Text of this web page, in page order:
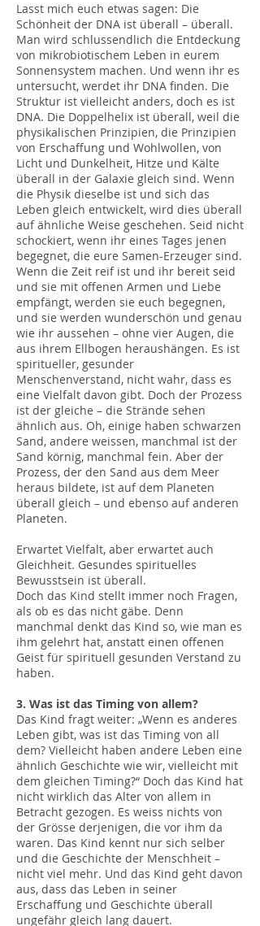
Lasst mich euch etwas sagen: Die
Schönheit der DNA ist überall – überall.
Man wird schlussendlich die Entdeckung
von mikrobiotischem Leben in eurem
Sonnensystem machen. Und wenn ihr es
untersucht, werdet ihr DNA finden. Die
Struktur ist vielleicht anders, doch es ist
DNA. Die Doppelhelix ist überall, weil die
physikalischen Prinzipien, die Prinzipien
von Erschaffung und Wohlwollen, von
Licht und Dunkelheit, Hitze und Kälte
überall in der Galaxie gleich sind. Wenn
die Physik dieselbe ist und sich das
Leben gleich entwickelt, wird dies überall
auf ähnliche Weise geschehen. Seid nicht
schockiert, wenn ihr eines Tages jenen
begegnet, die eure Samen-Erzeuger sind.
Wenn die Zeit reif ist und ihr bereit seid
und sie mit offenen Armen und Liebe
empfängt, werden sie euch begegnen,
und sie werden wunderschön und genau
wie ihr aussehen – ohne vier Augen, die
aus ihrem Ellbogen heraushängen. Es ist
spiritueller, gesunder
Menschenverstand, nicht wahr, dass es
eine Vielfalt davon gibt. Doch der Prozess
ist der gleiche – die Strände sehen
ähnlich aus. Oh, einige haben schwarzen
Sand, andere weissen, manchmal ist der
Sand körnig, manchmal fein. Aber der
Prozess, der den Sand aus dem Meer
heraus bildete, ist auf dem Planeten
überall gleich – und ebenso auf anderen
Planeten.
Erwartet Vielfalt, aber erwartet auch
Gleichheit. Gesundes spirituelles
Bewusstsein ist überall.
Doch das Kind stellt immer noch Fragen,
als ob es das nicht gäbe. Denn
manchmal denkt das Kind so, wie man es
ihm gelehrt hat, anstatt einen offenen
Geist für spirituell gesunden Verstand zu
haben.
3. Was ist das Timing von allem?
Das Kind fragt weiter: „Wenn es anderes
Leben gibt, was ist das Timing von all
dem? Vielleicht haben andere Leben eine
ähnlich Geschichte wie wir, vielleicht mit
dem gleichen Timing?“ Doch das Kind hat
nicht wirklich das Alter von allem in
Betracht gezogen. Es weiss nichts von
der Grösse derjenigen, die vor ihm da
waren. Das Kind kennt nur sich selber
und die Geschichte der Menschheit –
nicht viel mehr. Und das Kind geht davon
aus, dass das Leben in seiner
Erschaffung und Geschichte überall
ungefähr gleich lang dauert.